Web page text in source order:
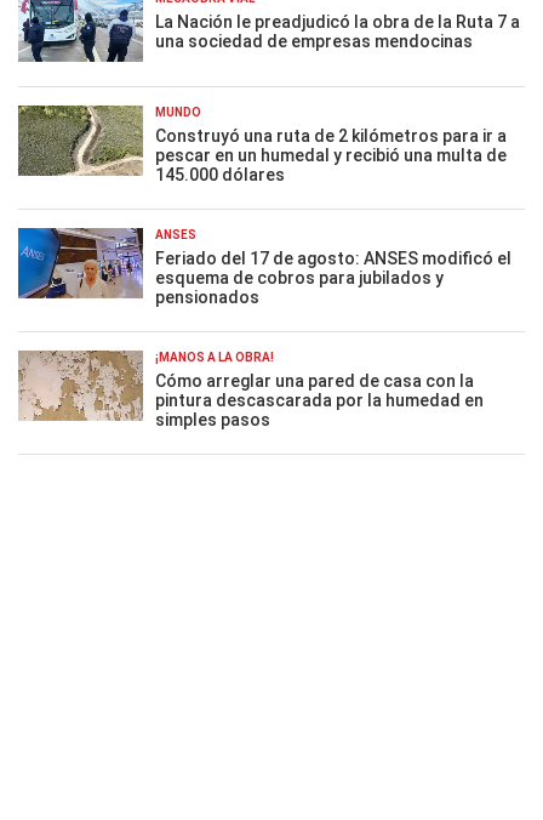
La Nación le preadjudicó la obra de la Ruta 7 a
una sociedad de empresas mendocinas
MUNDO
Construyó una ruta de 2 kilómetros para ir a
pescar en un humedal y recibió una multa de
145.000 dólares
ANSES
Feriado del 17 de agosto: ANSES modificó el
esquema de cobros para jubilados y
pensionados
¡MANOS A LA OBRA!
Cómo arreglar una pared de casa con la
pintura descascarada por la humedad en
simples pasos